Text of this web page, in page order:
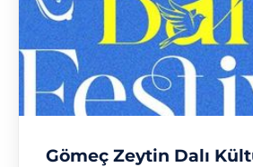
Gömeç Zeytin Dalı